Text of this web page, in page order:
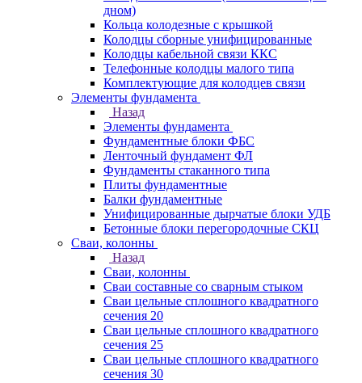
дном)
Кольца колодезные с крышкой
Колодцы сборные унифицированные
Колодцы кабельной связи ККС
Телефонные колодцы малого типа
Комплектующие для колодцев связи
Элементы фундамента
Назад
Элементы фундамента
Фундаментные блоки ФБС
Ленточный фундамент ФЛ
Фундаменты стаканного типа
Плиты фундаментные
Балки фундаментные
Унифицированные дырчатые блоки УДБ
Бетонные блоки перегородочные СКЦ
Сваи, колонны
Назад
Сваи, колонны
Сваи составные со сварным стыком
Сваи цельные сплошного квадратного
сечения 20
Сваи цельные сплошного квадратного
сечения 25
Сваи цельные сплошного квадратного
сечения 30